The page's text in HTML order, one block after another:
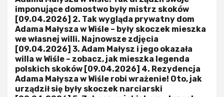
imponujące domostwo były mistrz skoków
[09.04.2026] 2. Tak wygląda prywatny dom
Adama Małysza w Wiśle – były skoczek mieszka
we własnej willi. Najnowsze zdjęcia
[09.04.2026] 3. Adam Małysz i jego okazała
willa w Wiśle – zobacz, jak mieszka legenda
polskich skoków [09.04.2026] 4. Rezydencja
Adama Małysza w Wiśle robi wrażenie! Oto, jak
urządził się były skoczek narciarski